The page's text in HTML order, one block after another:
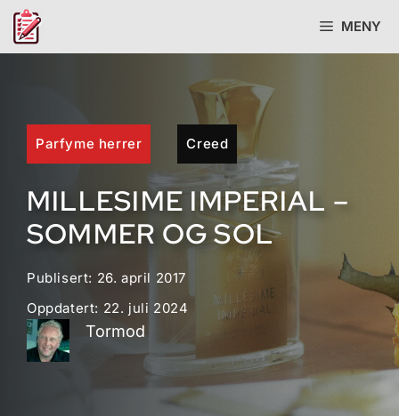
Hopp
MENY
Parfyme herrer Creed
MILLESIME IMPERIAL –
SOMMER OG SOL
Publisert: 26. april 2017
Oppdatert: 22. juli 2024
Tormod